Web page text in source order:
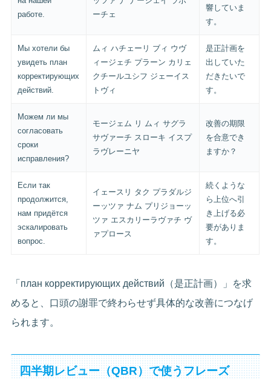
работе.
ーチェ
響していま
す。
Мы хотели бы
увидеть план
корректирующих
действий.
ムィ ハチェーリ ブィ ウヴ
ィージェチ プラーン カリェ
クチールユシフ ジェーイス
トヴィ
是正計画を
出していた
だきたいで
す。
Можем ли мы
согласовать
сроки
исправления?
モージェム リ ムィ サグラ
サヴァーチ スローキ イスプ
ラヴレーニヤ
改善の期限
を合意でき
ますか？
Если так
продолжится,
нам придётся
эскалировать
вопрос.
イェースリ タク プラダルジ
ーッツァ ナム プリジョーッ
ツァ エスカリーラヴァチ ヴ
ァプロース
続くような
ら上位へ引
き上げる必
要がありま
す。
「план корректирующих действий（是正計画）」を求
めると、口頭の謝罪で終わらせず具体的な改善につなげ
られます。
四半期レビュー（QBR）で使うフレーズ